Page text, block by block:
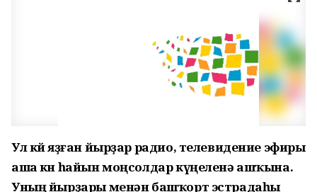
Ул көй яҙған йырҙар радио, телевидение эфиры
аша көн һайын моңсолдар күңеленә ашҡына.
Уның йырҙары менән башҡорт эстрадаһы